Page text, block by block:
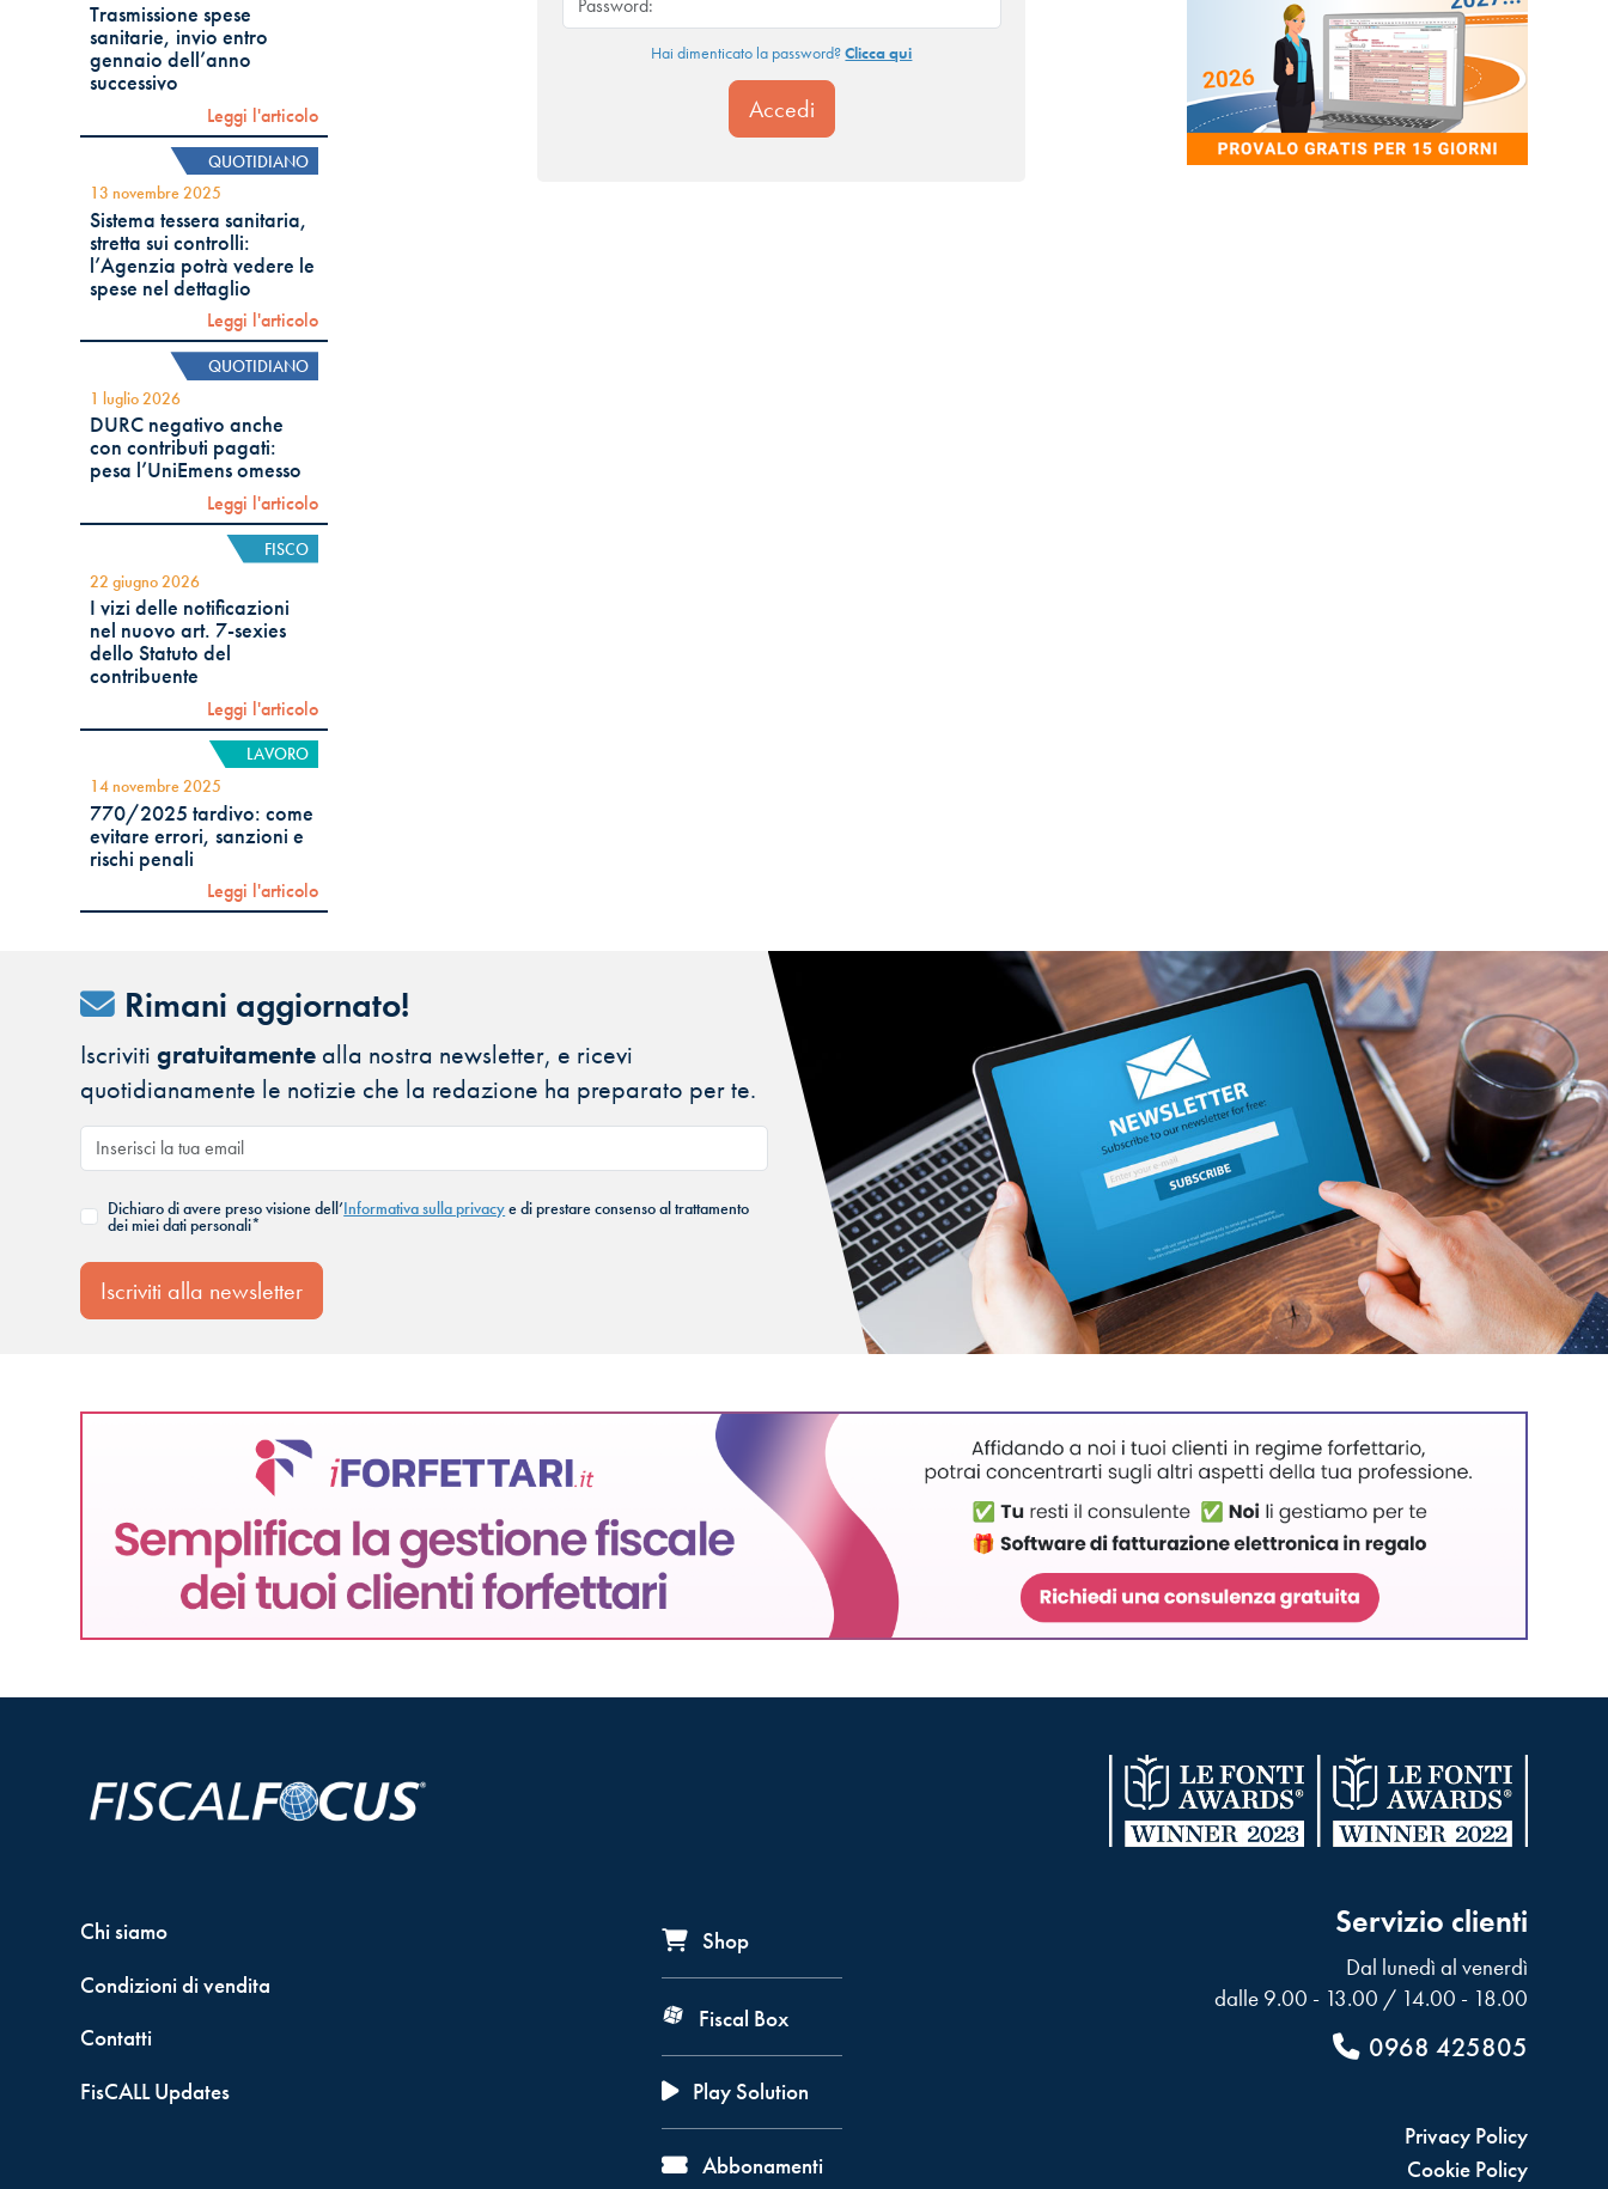
Trasmissione spese
sanitarie, invio entro
gennaio dell’anno
successivo
Leggi l'articolo
QUOTIDIANO
13 novembre 2025
Sistema tessera sanitaria,
stretta sui controlli:
l’Agenzia potrà vedere le
spese nel dettaglio
Leggi l'articolo
QUOTIDIANO
1 luglio 2026
DURC negativo anche
con contributi pagati:
pesa l’UniEmens omesso
Leggi l'articolo
FISCO
22 giugno 2026
I vizi delle notificazioni
nel nuovo art. 7-sexies
dello Statuto del
contribuente
Leggi l'articolo
LAVORO
14 novembre 2025
770/2025 tardivo: come
evitare errori, sanzioni e
rischi penali
Leggi l'articolo
Hai dimenticato la password?Clicca qui
Rimani aggiornato!
Iscrivitigratuitamente alla nostra newsletter, e ricevi
quotidianamente le notizie che la redazione ha preparato per te.
Dichiaro di avere preso visione dell’Informativa sulla privacye di prestare consenso al trattamento
dei miei dati personali*
Iscriviti alla newsletter
Chi siamo
Condizioni di vendita
Contatti
FisCALL Updates
Shop
Fiscal Box
Play Solution
Abbonamenti
Servizio clienti
Dal lunedì al venerdì
dalle 9.00 - 13.00 / 14.00 - 18.00
0968 425805
Privacy Policy
Cookie Policy